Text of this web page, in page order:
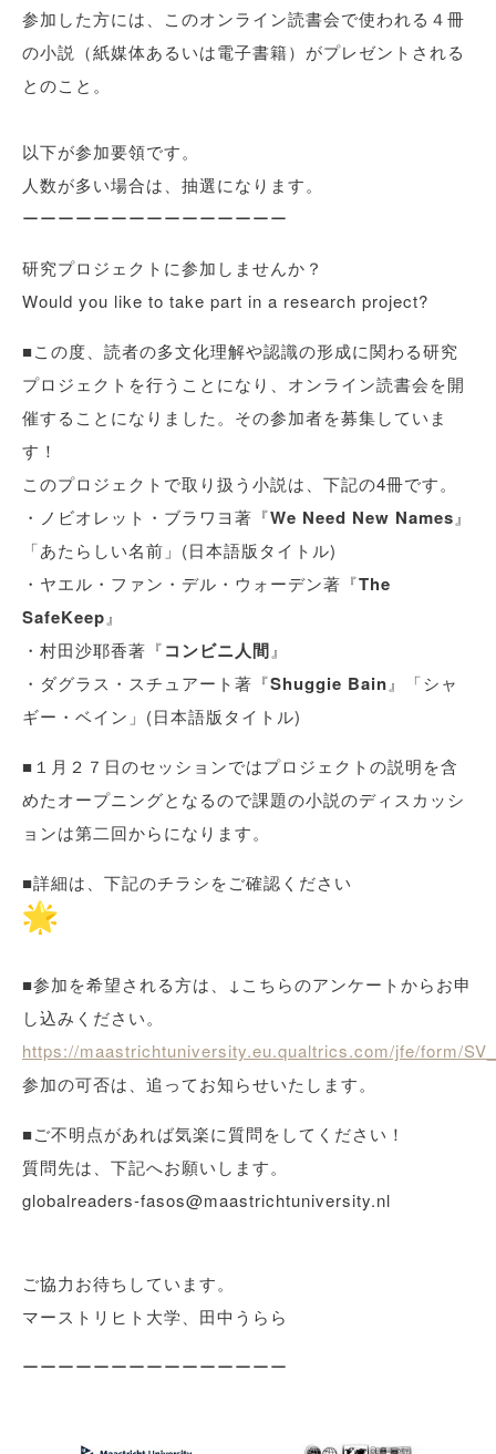
参加した方には、このオンライン読書会で使われる４冊
の小説（紙媒体あるいは電子書籍）がプレゼントされる
とのこと。
以下が参加要領です。
人数が多い場合は、抽選になります。
ーーーーーーーーーーーーーーー
研究プロジェクトに参加しませんか？
Would you like to take part in a research project?
■この度、読者の多文化理解や認識の形成に関わる研究
プロジェクトを行うことになり、オンライン読書会を開
催することになりました。その参加者を募集していま
す！
このプロジェクトで取り扱う小説は、下記の4冊です。
・ノビオレット・ブラワヨ著『We Need New Names 』
「あたらしい名前」(日本語版タイトル)
・ヤエル・ファン・デル・ウォーデン著『The
SafeKeep 』
・村田沙耶香著『コンビニ人間 』
・ダグラス・スチュアート著『Shuggie Bain 』「シャ
ギー・ベイン」(日本語版タイトル)
■１月２７日のセッションではプロジェクトの説明を含
めたオープニングとなるので課題の小説のディスカッシ
ョンは第二回からになります。
■詳細は、下記のチラシをご確認ください
■参加を希望される方は、↓こちらのアンケートからお申
し込みください。
https://maastrichtuniversity.eu.qualtrics.com/jfe/form/
参加の可否は、追ってお知らせいたします。
■ご不明点があれば気楽に質問をしてください！
質問先は、下記へお願いします。
globalreaders-fasos@maastrichtuniversity.nl
ご協力お待ちしています。
マーストリヒト大学、田中うらら
ーーーーーーーーーーーーーーー